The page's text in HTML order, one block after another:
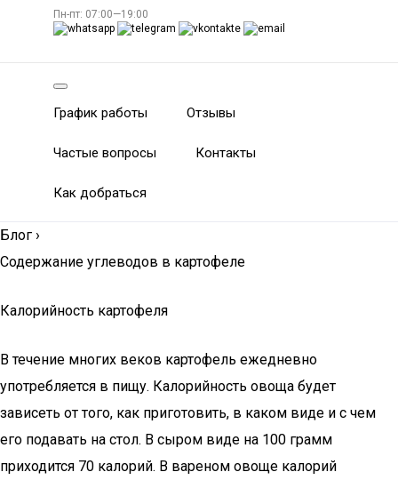
Пн-пт: 07:00—19:00
График работы Отзывы
Частые вопросы Контакты
Как добраться
Блог ›
Содержание углеводов в картофеле
Калорийность картофеля
В течение многих веков картофель ежедневно
употребляется в пищу. Калорийность овоща будет
зависеть от того, как приготовить, в каком виде и с чем
его подавать на стол. В сыром виде на 100 грамм
приходится 70 калорий. В вареном овоще калорий